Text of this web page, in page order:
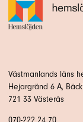
Västmanlands läns
Hejargränd 6 A,
721 33 Västerås
070-222 24 70